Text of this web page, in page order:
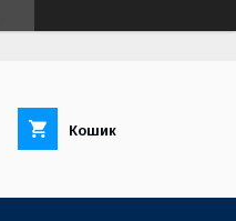
Кошик